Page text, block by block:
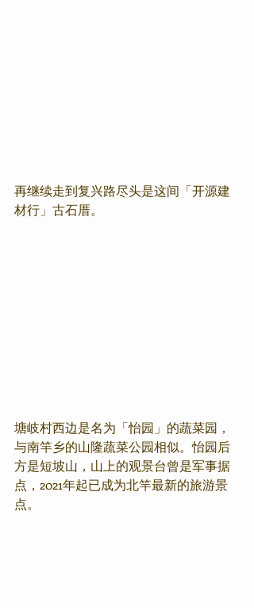
再继续走到复兴路尽头是这间「开源建
材行」古石厝。
塘岐村西边是名为「怡园」的蔬菜园，
与南竿乡的山隆蔬菜公园相似。怡园后
方是短坡山，山上的观景台曾是军事据
点，2021年起已成为北竿最新的旅游景
点。